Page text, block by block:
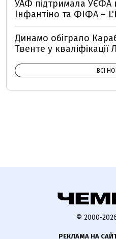
УАФ підтримала УЄФА
Інфантіно та ФІФА –
Динамо обіграло
Твенте у кваліфікації
ВСІ
© 2000-
РЕКЛАМА НА